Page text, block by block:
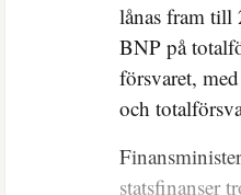
lånas fram till
BNP på
försvaret,
och
statsfinanser